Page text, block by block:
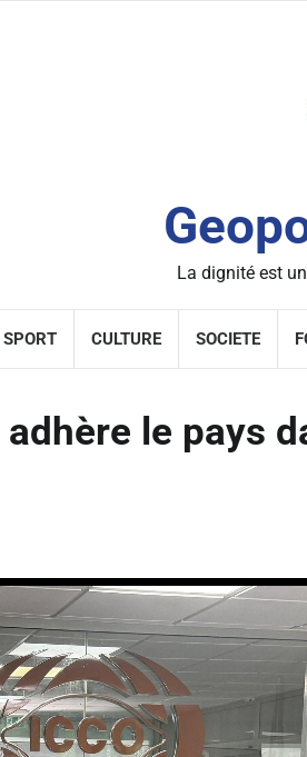
La dignité est
SPORT CULTURE SOCIETE
le pays